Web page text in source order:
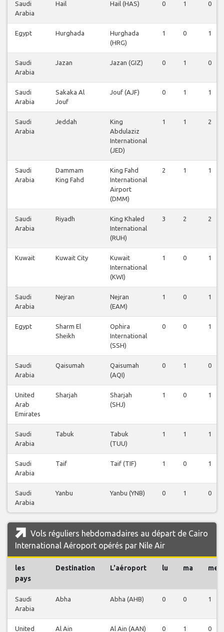
Saudi
Arabia
Hail Hail (HAS) 0 1 0
Egypt Hurghada
Hurghada
(HRG)
1 0 1
Saudi
Arabia
Jazan Jazan (GIZ) 0 1 0
Saudi
Arabia
Sakaka Al
Jouf
Jouf (AJF) 0 1 1
Saudi
Arabia
Jeddah
King
Abdulaziz
International
(JED)
1 1 2
Saudi
Arabia
Dammam
King Fahd
King Fahd
International
Airport
(DMM)
2 1 1
Saudi
Arabia
Riyadh
King Khaled
International
(RUH)
3 2 2
Kuwait Kuwait City
Kuwait
International
(KWI)
1 0 1
Saudi
Arabia
Nejran
Nejran
(EAM)
1 0 1
Egypt
Sharm El
Sheikh
Ophira
International
(SSH)
0 0 1
Saudi
Arabia
Qaisumah
Qaisumah
(AQI)
0 1 0
United
Arab
Emirates
Sharjah
Sharjah
(SHJ)
1 0 1
Saudi
Arabia
Tabuk
Tabuk
(TUU)
1 1 1
Saudi
Arabia
Taif Taif (TIF) 1 0 1
Saudi
Arabia
Yanbu Yanbu (YNB) 0 1 0
Vols réguliers hebdomadaires au départ de Cairo
International Aéroport opérés par Nile Air
les
pays
Destination L'aéroport lu ma me
Saudi
Arabia
Abha Abha (AHB) 0 0 1
United
Al Ain Al Ain (AAN) 0 1 0